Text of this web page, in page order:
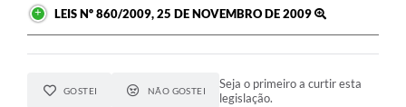
LEIS Nº 860/2009, 25 DE NOVEMBRO DE 2009
GOSTEI NÃO GOSTEI
Seja o primeiro a curtir esta
legislação.